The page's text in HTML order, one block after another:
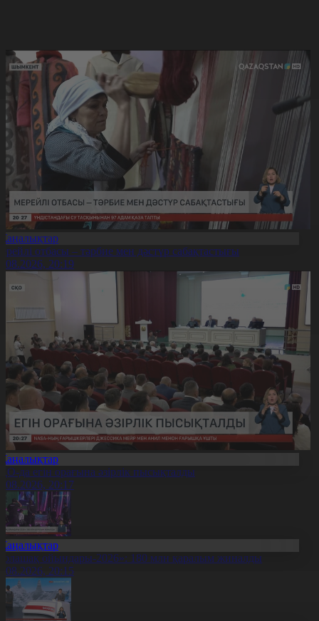
отбасы – тәрбие мен дәстүр сабақтастығы
20:19
да егін орағына әзірлік пысықталды
20:17
ойындары-2026»: 180 млн қаралым жиналды
20:15